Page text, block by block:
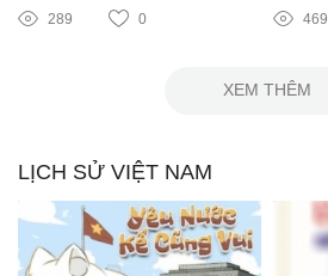
289 0 469
XEM THÊM
LỊCH SỬ VIỆT NAM